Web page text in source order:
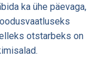
ka ühe päevaga,
otstarbeks on